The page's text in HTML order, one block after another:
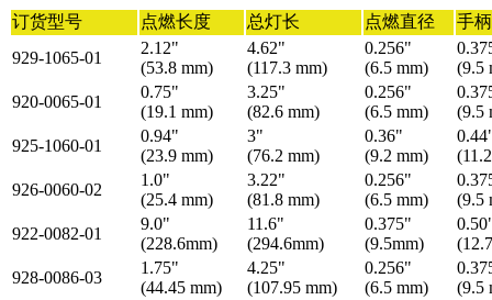
订货型号 点燃长度 总灯长 点燃直径
手
929-1065-01
2.12"
(53.8 mm)
4.62"
(117.3 mm)
0.256"
(6.5 mm)
(9.5
920-0065-01
0.75"
(19.1 mm)
3.25"
(82.6 mm)
0.256"
(6.5 mm)
(9.5
925-1060-01
0.94"
(23.9 mm)
3"
(76.2 mm)
0.36"
(9.2 mm)
926-0060-02
1.0"
(25.4 mm)
3.22"
(81.8 mm)
0.256"
(6.5 mm)
(9.5
922-0082-01
9.0"
(228.6mm)
11.6"
(294.6mm)
0.375"
(9.5mm)
928-0086-03
1.75"
(44.45 mm)
4.25"
(107.95 mm)
0.256"
(6.5 mm)
(9.5